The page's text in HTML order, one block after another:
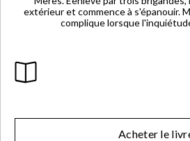
extérieur et commence à s'épanouir.
complique lorsque
Acheter le